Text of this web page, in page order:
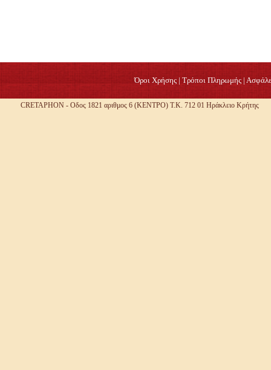
Όροι Χρήσης | Τρόποι Πληρωμής |
CRETAPHON - Οδος 1821 αριθμος 6 (ΚΕΝΤΡΟ) Τ.Κ. 712 01 Ηράκλειο Κρήτης